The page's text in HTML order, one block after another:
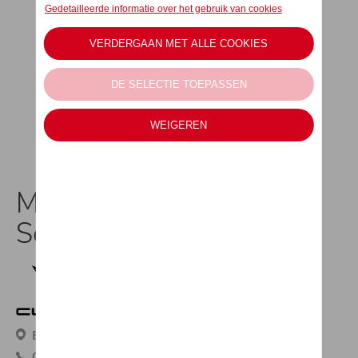
MIG Motors Eke CUPRA
Service
Begoniastraat 12, 9810 Nazareth